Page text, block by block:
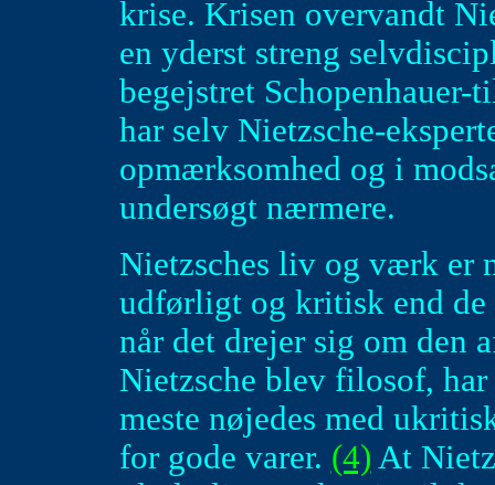
krise. Krisen overvandt
en yderst streng
begejstret
har selv Nietzsche-
opmærksomhed og i
undersøgt nærmere.
Nietzsches liv og værk er
udførligt og kritisk end
når det drejer sig om den
Nietzsche blev filosof,
meste nøjedes med
for gode varer. (4) At